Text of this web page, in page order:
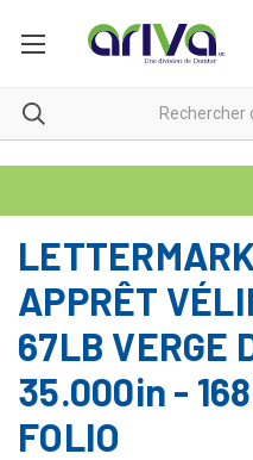
APPRÊT
67LB VERGE
35.000in -
FOLIO